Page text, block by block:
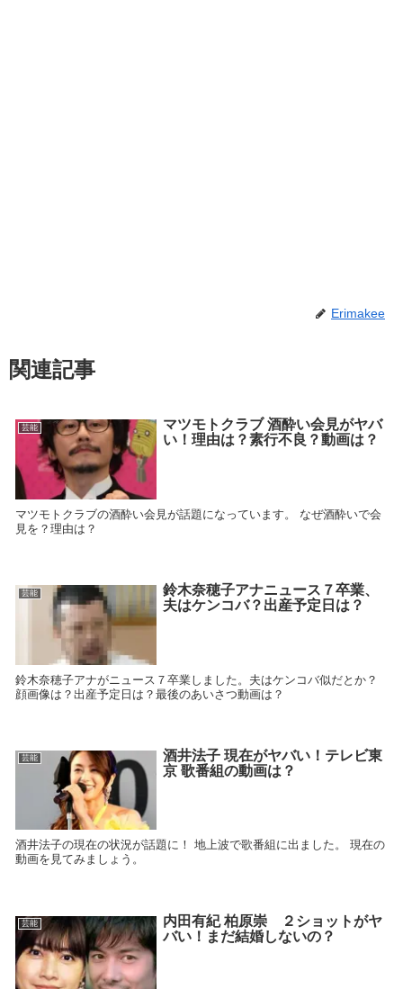
Erimakee
関連記事
芸能
マツモトクラブ 酒酔い会見がヤバ
い！理由は？素行不良？動画は？
マツモトクラブの酒酔い会見が話題になっています。 なぜ酒酔いで会
見を？理由は？
芸能
鈴木奈穂子アナニュース７卒業、
夫はケンコバ？出産予定日は？
鈴木奈穂子アナがニュース７卒業しました。夫はケンコバ似だとか？
顔画像は？出産予定日は？最後のあいさつ動画は？
芸能
酒井法子 現在がヤバい！テレビ東
京 歌番組の動画は？
酒井法子の現在の状況が話題に！ 地上波で歌番組に出ました。 現在の
動画を見てみましょう。
芸能
内田有紀 柏原崇 ２ショットがヤ
バい！まだ結婚しないの？